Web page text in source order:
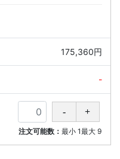
175,360円
-
注文可能数：最小 1最大 9